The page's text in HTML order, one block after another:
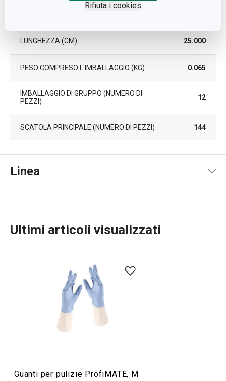
Rifiuta i cookies
LUNGHEZZA (CM) 25.000
PESO COMPRESO L'IMBALLAGGIO (KG) 0.065
IMBALLAGGIO DI GRUPPO (NUMERO DI
PEZZI)
12
SCATOLA PRINCIPALE (NUMERO DI PEZZI) 144
Linea
Organizzazione e pulizia
Ultimi articoli visualizzati
Guanti per pulizie ProfiMATE, M